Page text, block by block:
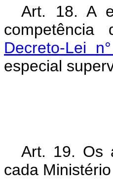
Art. 18. A
competência
Decreto-Lei
especial
Art. 19. Os
cada